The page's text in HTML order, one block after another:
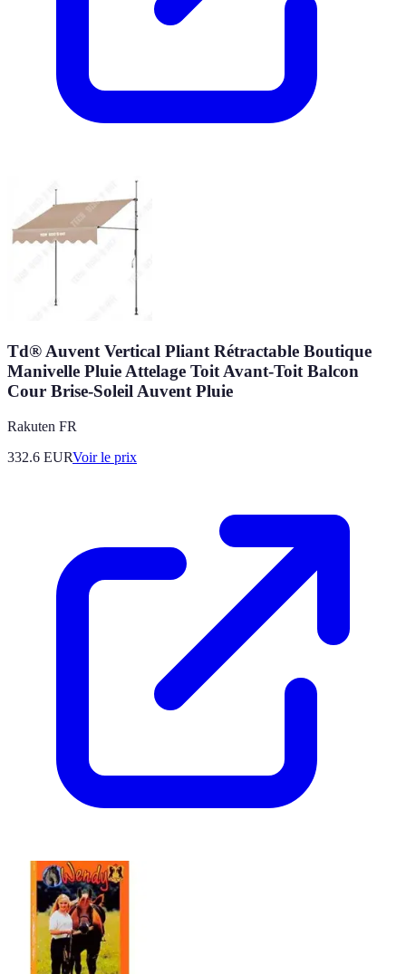
Td® Auvent Vertical Pliant Rétractable Boutique
Manivelle Pluie Attelage Toit Avant-Toit Balcon
Cour Brise-Soleil Auvent Pluie
Rakuten FR
332.6 EURVoir le prix